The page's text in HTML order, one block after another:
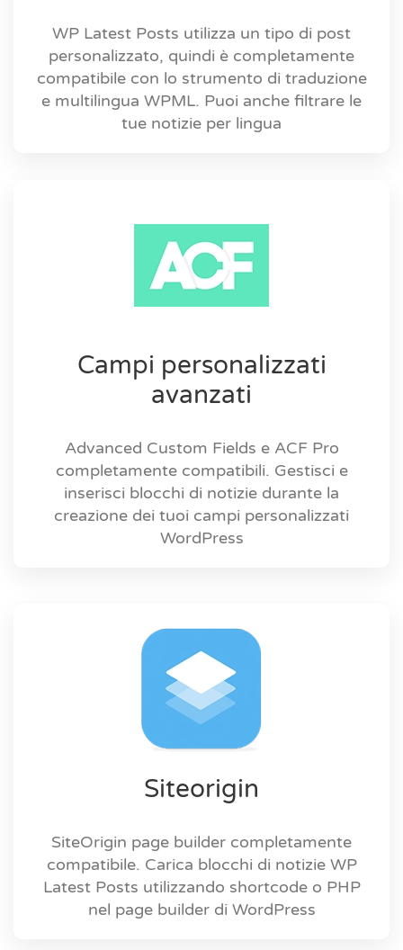
WP Latest Posts utilizza un tipo di post
personalizzato, quindi è completamente
compatibile con lo strumento di traduzione
e multilingua WPML. Puoi anche filtrare le
tue notizie per lingua
Campi personalizzati
avanzati
Advanced Custom Fields e ACF Pro
completamente compatibili. Gestisci e
inserisci blocchi di notizie durante la
creazione dei tuoi campi personalizzati
WordPress
Siteorigin
SiteOrigin page builder completamente
compatibile. Carica blocchi di notizie WP
Latest Posts utilizzando shortcode o PHP
nel page builder di WordPress